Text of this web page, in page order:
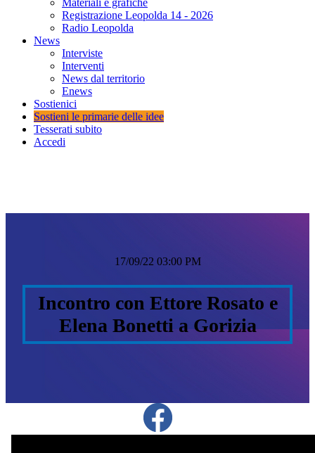
Materiali e grafiche
Registrazione Leopolda 14 - 2026
Radio Leopolda
News
Interviste
Interventi
News dal territorio
Enews
Sostienici
Sostieni le primarie delle idee
Tesserati subito
Accedi
17/09/22 03:00 PM
Incontro con Ettore Rosato e
Elena Bonetti a Gorizia